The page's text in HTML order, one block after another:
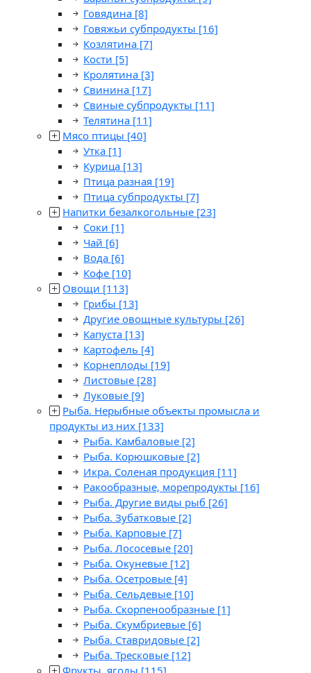
Говядина [8]
Говяжьи субпродукты [16]
Козлятина [7]
Кости [5]
Кролятина [3]
Свинина [17]
Свиные субпродукты [11]
Телятина [11]
Мясо птицы [40]
Утка [1]
Курица [13]
Птица разная [19]
Птица субпродукты [7]
Напитки безалкогольные [23]
Соки [1]
Чай [6]
Вода [6]
Кофе [10]
Овощи [113]
Грибы [13]
Другие овощные культуры [26]
Капуста [13]
Картофель [4]
Корнеплоды [19]
Листовые [28]
Луковые [9]
Рыба. Нерыбные объекты промысла и
продукты из них [133]
Рыба. Камбаловые [2]
Рыба. Корюшковые [2]
Икра. Соленая продукция [11]
Ракообразные, морепродукты [16]
Рыба. Другие виды рыб [26]
Рыба. Зубатковые [2]
Рыба. Карповые [7]
Рыба. Лососевые [20]
Рыба. Окуневые [12]
Рыба. Осетровые [4]
Рыба. Сельдевые [10]
Рыба. Скорпенообразные [1]
Рыба. Скумбриевые [6]
Рыба. Ставридовые [2]
Рыба. Тресковые [12]